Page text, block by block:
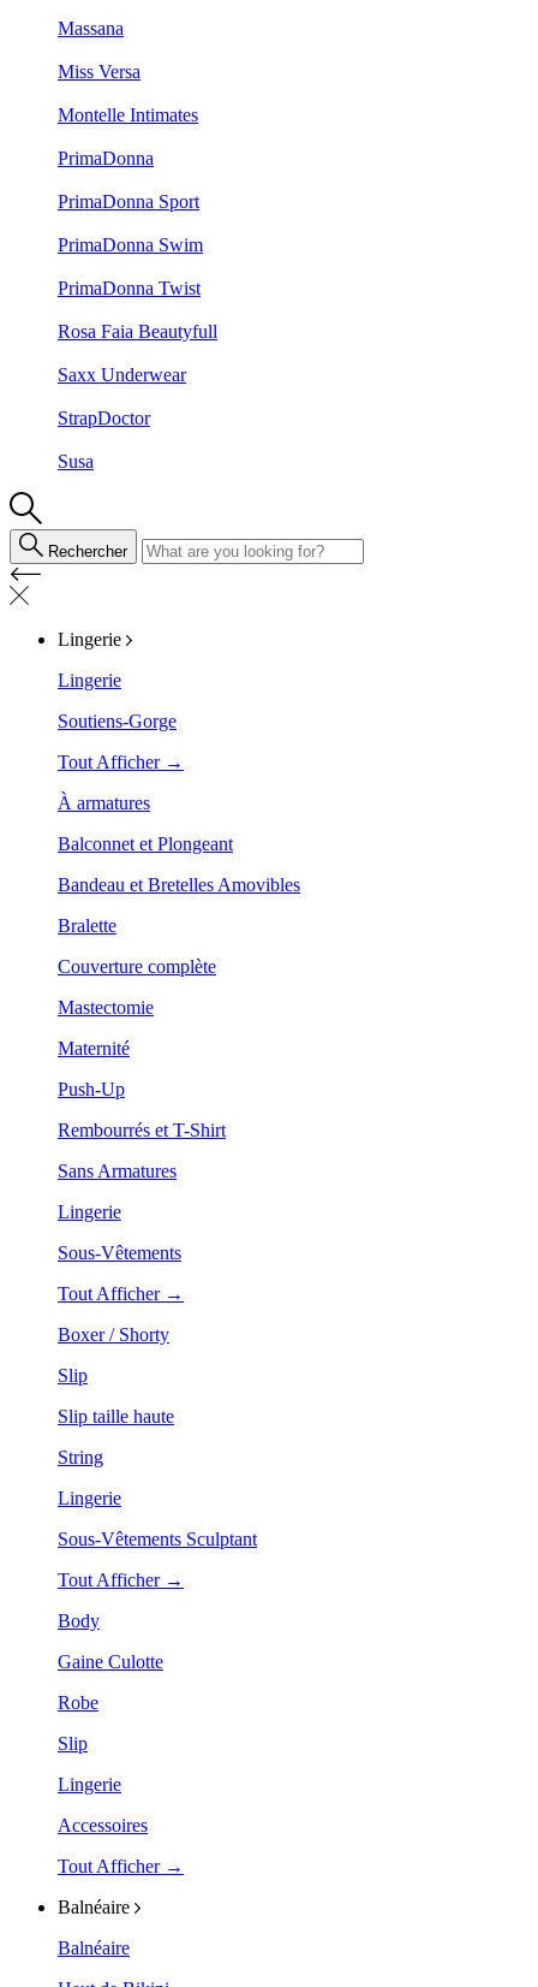
Massana
Miss Versa
Montelle Intimates
PrimaDonna
PrimaDonna Sport
PrimaDonna Swim
PrimaDonna Twist
Rosa Faia Beautyfull
Saxx Underwear
StrapDoctor
Susa
Rechercher
Lingerie
Lingerie
Soutiens-Gorge
Tout Afficher →
À armatures
Balconnet et Plongeant
Bandeau et Bretelles Amovibles
Bralette
Couverture complète
Mastectomie
Maternité
Push-Up
Rembourrés et T-Shirt
Sans Armatures
Lingerie
Sous-Vêtements
Tout Afficher →
Boxer / Shorty
Slip
Slip taille haute
String
Lingerie
Sous-Vêtements Sculptant
Tout Afficher →
Body
Gaine Culotte
Robe
Slip
Lingerie
Accessoires
Tout Afficher →
Balnéaire
Balnéaire